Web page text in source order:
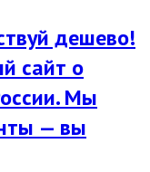
дешево!
сайт о
Мы
— вы